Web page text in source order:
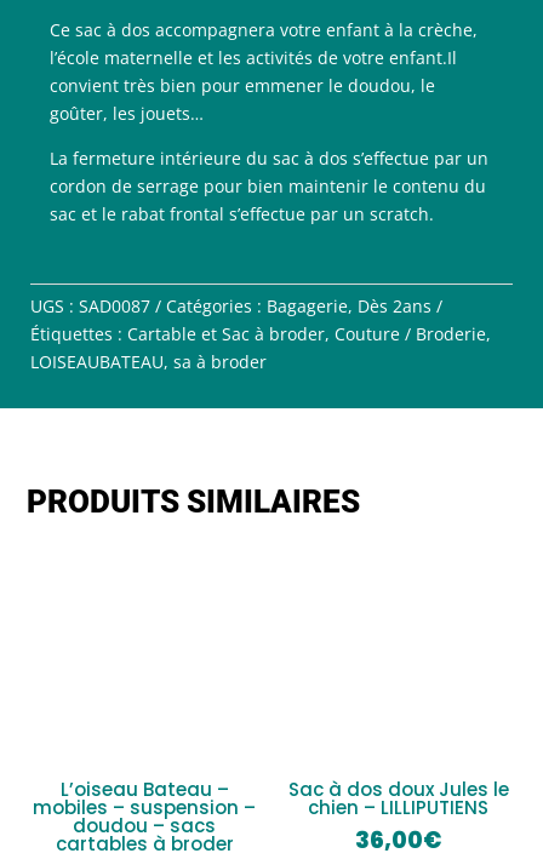
Ce sac à dos accompagnera votre enfant à la crèche,
l’école maternelle et les activités de votre enfant.Il
convient très bien pour emmener le doudou, le
goûter, les jouets…
La fermeture intérieure du sac à dos s’effectue par un
cordon de serrage pour bien maintenir le contenu du
sac et le rabat frontal s’effectue par un scratch.
UGS : SAD0087 Catégories : Bagagerie, Dès 2ans
Étiquettes : Cartable et Sac à broder, Couture / Broderie,
LOISEAUBATEAU, sa à broder
PRODUITS SIMILAIRES
L’oiseau Bateau –
mobiles – suspension –
doudou – sacs
cartables à broder
Sac à dos doux Jules le
chien – LILLIPUTIENS
36,00€